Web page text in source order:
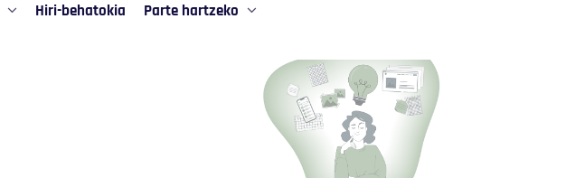
Hiri-behatokia Parte hartzeko